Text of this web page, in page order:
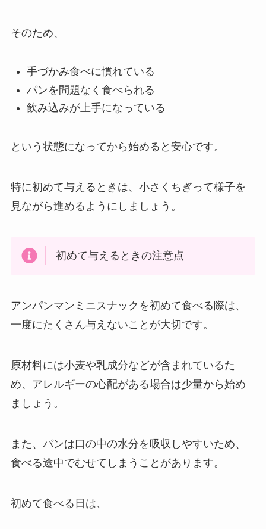
そのため、
手づかみ食べに慣れている
パンを問題なく食べられる
飲み込みが上手になっている
という状態になってから始めると安心です。
特に初めて与えるときは、小さくちぎって様子を
見ながら進めるようにしましょう。
初めて与えるときの注意点
アンパンマンミニスナックを初めて食べる際は、
一度にたくさん与えないことが大切です。
原材料には小麦や乳成分などが含まれているた
め、アレルギーの心配がある場合は少量から始め
ましょう。
また、パンは口の中の水分を吸収しやすいため、
食べる途中でむせてしまうことがあります。
初めて食べる日は、